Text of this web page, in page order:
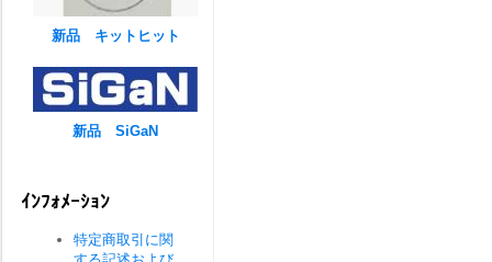
新品 キットヒット
新品 SiGaN
ｲﾝﾌｫﾒｰｼｮﾝ
特定商取引に関